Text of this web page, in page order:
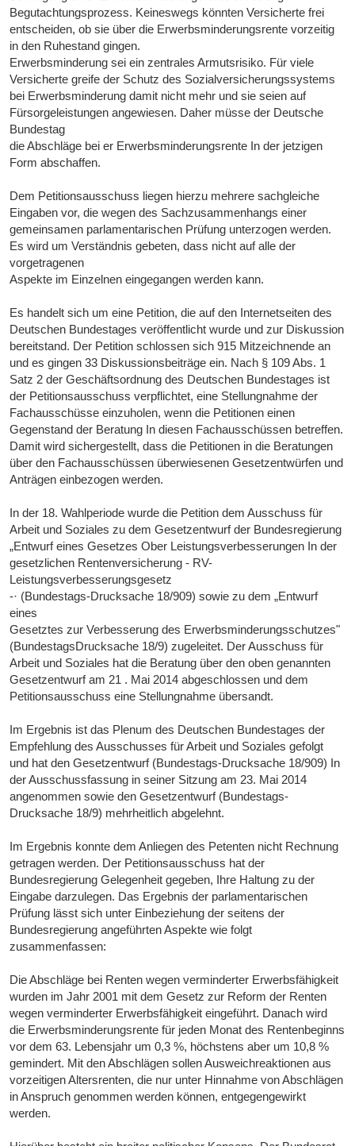
Begutachtungsprozess. Keineswegs könnten Versicherte frei
entscheiden, ob sie über die Erwerbsminderungsrente vorzeitig
in den Ruhestand gingen.
Erwerbsminderung sei ein zentrales Armutsrisiko. Für viele
Versicherte greife der Schutz des Sozialversicherungssystems
bei Erwerbsminderung damit nicht mehr und sie seien auf
Fürsorgeleistungen angewiesen. Daher müsse der Deutsche
Bundestag
die Abschläge bei er Erwerbsminderungsrente In der jetzigen
Form abschaffen.
Dem Petitionsausschuss liegen hierzu mehrere sachgleiche
Eingaben vor, die wegen des Sachzusammenhangs einer
gemeinsamen parlamentarischen Prüfung unterzogen werden.
Es wird um Verständnis gebeten, dass nicht auf alle der
vorgetragenen
Aspekte im Einzelnen eingegangen werden kann.
Es handelt sich um eine Petition, die auf den Internetseiten des
Deutschen Bundestages veröffentlicht wurde und zur Diskussion
bereitstand. Der Petition schlossen sich 915 Mitzeichnende an
und es gingen 33 Diskussionsbeiträge ein. Nach § 109 Abs. 1
Satz 2 der Geschäftsordnung des Deutschen Bundestages ist
der Petitionsausschuss verpflichtet, eine Stellungnahme der
Fachausschüsse einzuholen, wenn die Petitionen einen
Gegenstand der Beratung In diesen Fachausschüssen betreffen.
Damit wird sichergestellt, dass die Petitionen in die Beratungen
über den Fachausschüssen überwiesenen Gesetzentwürfen und
Anträgen einbezogen werden.
In der 18. Wahlperiode wurde die Petition dem Ausschuss für
Arbeit und Soziales zu dem Gesetzentwurf der Bundesregierung
„Entwurf eines Gesetzes Ober Leistungsverbesserungen In der
gesetzlichen Rentenversicherung - RV-
Leistungsverbesserungsgesetz
-· (Bundestags-Drucksache 18/909) sowie zu dem „Entwurf
eines
Gesetztes zur Verbesserung des Erwerbsminderungsschutzes"
(BundestagsDrucksache 18/9) zugeleitet. Der Ausschuss für
Arbeit und Soziales hat die Beratung über den oben genannten
Gesetzentwurf am 21 . Mai 2014 abgeschlossen und dem
Petitionsausschuss eine Stellungnahme übersandt.
Im Ergebnis ist das Plenum des Deutschen Bundestages der
Empfehlung des Ausschusses für Arbeit und Soziales gefolgt
und hat den Gesetzentwurf (Bundestags-Drucksache 18/909) In
der Ausschussfassung in seiner Sitzung am 23. Mai 2014
angenommen sowie den Gesetzentwurf (Bundestags-
Drucksache 18/9) mehrheitlich abgelehnt.
Im Ergebnis konnte dem Anliegen des Petenten nicht Rechnung
getragen werden. Der Petitionsausschuss hat der
Bundesregierung Gelegenheit gegeben, Ihre Haltung zu der
Eingabe darzulegen. Das Ergebnis der parlamentarischen
Prüfung lässt sich unter Einbeziehung der seitens der
Bundesregierung angeführten Aspekte wie folgt
zusammenfassen:
Die Abschläge bei Renten wegen verminderter Erwerbsfähigkeit
wurden im Jahr 2001 mit dem Gesetz zur Reform der Renten
wegen verminderter Erwerbsfähigkeit eingeführt. Danach wird
die Erwerbsminderungsrente für jeden Monat des Rentenbeginns
vor dem 63. Lebensjahr um 0,3 %, höchstens aber um 10,8 %
gemindert. Mit den Abschlägen sollen Ausweichreaktionen aus
vorzeitigen Altersrenten, die nur unter Hinnahme von Abschlägen
in Anspruch genommen werden können, entgegengewirkt
werden.